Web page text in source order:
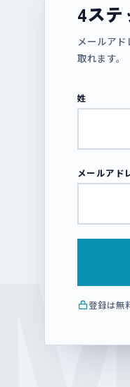
4ス
メールア
取れます。
姓
メールアド
登録は無